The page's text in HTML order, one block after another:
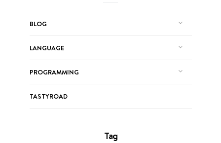
BLOG
LANGUAGE
PROGRAMMING
TASTYROAD
Tag